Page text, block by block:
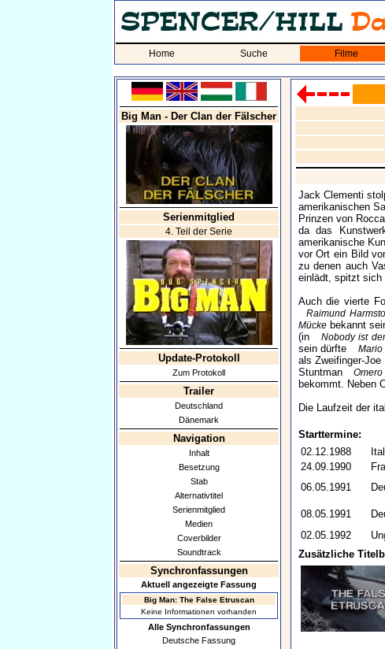
Home Suche Filme
Big Man - Der Clan der Fälscher
Serienmitglied
4. Teil der Serie
Update-Protokoll
Zum Protokoll
Trailer
Deutschland
Dänemark
Navigation
Inhalt
Besetzung
Stab
Alternativtitel
Serienmitglied
Medien
Coverbilder
Soundtrack
Synchronfassungen
Aktuell angezeigte Fassung
Big Man: The False Etruscan
Keine Informationen vorhanden
Alle Synchronfassungen
Deutsche Fassung
Jack Clementi
amerikanischen
Prinzen von
da das
amerikanische
vor Ort ein Bild
zu denen auch
einlädt, spitzt sich
Auch die vierte
Raimund
Mückebekannt
(in
Nobody ist
sein dürfte
als Zweifinger-Joe
Stuntman
bekommt. Neben
Die Laufzeit der
Starttermine:
02.12.1988
24.09.1990
06.05.1991
08.05.1991
02.05.1992
Zusätzliche